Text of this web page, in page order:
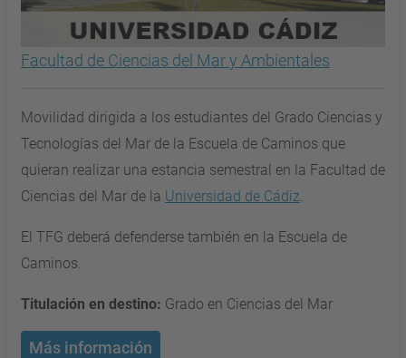
Facultad de Ciencias del Mar y Ambientales
Movilidad dirigida a los estudiantes del Grado Ciencias y
Tecnologías del Mar de la Escuela de Caminos que
quieran realizar una estancia semestral en la Facultad de
Ciencias del Mar de la Universidad de Cádiz.
El TFG deberá defenderse también en la Escuela de
Caminos.
Titulación en destino: Grado en Ciencias del Mar
Más información